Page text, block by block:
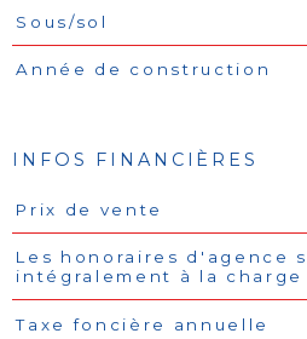
Sous/sol
Année de construction
INFOS FINANCIÈRES
Caractéristiques Valeurs
Prix de vente
Les honoraires d'agence
intégralement à la charge
Taxe foncière annuelle